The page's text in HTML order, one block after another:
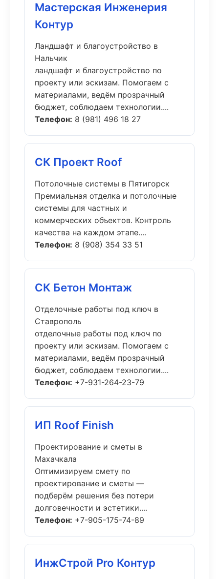
Мастерская Инженерия
Контур
Ландшафт и благоустройство в
Нальчик
ландшафт и благоустройство по
проекту или эскизам. Помогаем с
материалами, ведём прозрачный
бюджет, соблюдаем технологии....
Телефон: 8 (981) 496 18 27
СК Проект Roof
Потолочные системы в Пятигорск
Премиальная отделка и потолочные
системы для частных и
коммерческих объектов. Контроль
качества на каждом этапе....
Телефон: 8 (908) 354 33 51
СК Бетон Монтаж
Отделочные работы под ключ в
Ставрополь
отделочные работы под ключ по
проекту или эскизам. Помогаем с
материалами, ведём прозрачный
бюджет, соблюдаем технологии....
Телефон: +7-931-264-23-79
ИП Roof Finish
Проектирование и сметы в
Махачкала
Оптимизируем смету по
проектирование и сметы —
подберём решения без потери
долговечности и эстетики....
Телефон: +7-905-175-74-89
ИнжСтрой Pro Контур